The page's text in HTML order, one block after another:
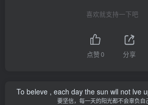
喜欢就支持一下吧
点赞0 分享
To beleve , each day the sun wll not lve
要坚信，每一天的阳光都不会辜负自